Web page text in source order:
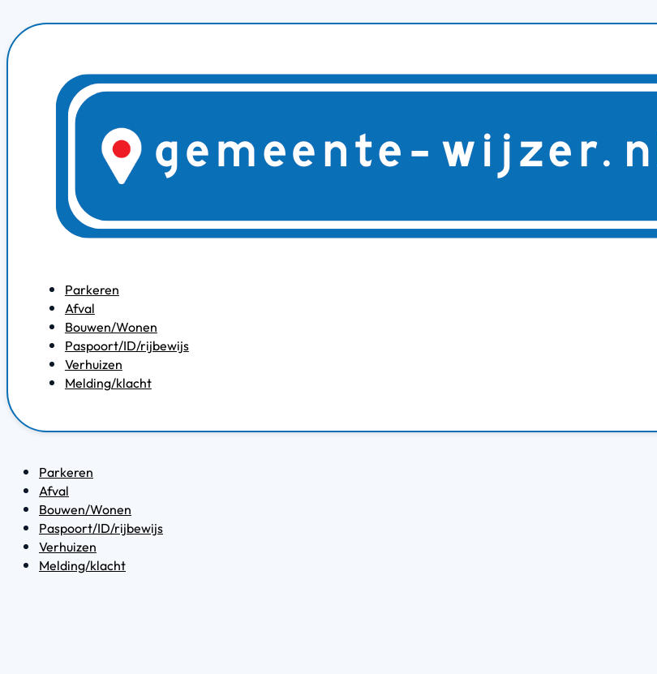
Parkeren
Afval
Bouwen/Wonen
Paspoort/ID/rijbewijs
Verhuizen
Melding/klacht
Parkeren
Afval
Bouwen/Wonen
Paspoort/ID/rijbewijs
Verhuizen
Melding/klacht